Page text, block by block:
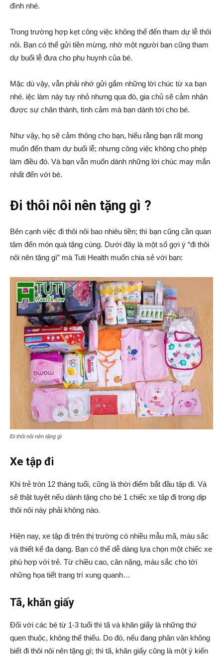
đình nhé.
Trong trường hợp kẹt công việc không thể đến tham dự lễ thôi
nôi. Bạn có thể gửi tiền mừng, nhờ một người bạn cũng tham
dự buổi lễ đưa cho phụ huynh của bé.
Mặc dù vậy, vẫn phải nhớ gửi gắm những lời chúc từ xa bạn
nhé. iệc làm này tuy nhỏ nhưng qua đó, gia chủ sẽ cảm nhận
được sự chân thành, tình cảm mà bạn dành tới cho bé.
Như vậy, họ sẽ cảm thông cho bạn, hiểu rằng bạn rất mong
muốn đến tham dự buổi lễ; nhưng công việc không cho phép
làm điều đó. Và bạn vẫn muốn dành những lời chúc may mắn
nhất đến với bé.
Đi thôi nôi nên tặng gì ?
Bên cạnh việc đi thôi nôi bao nhiêu tiền; thì bạn cũng cần quan
tâm đến món quà tặng cùng. Dưới đây là một số gợi ý “đi thôi
nôi nên tặng gì” mà Tuti Health muốn chia sẻ với bạn:
Đi thôi nôi nên tặng gì
Xe tập đi
Khi trẻ tròn 12 tháng tuổi, cũng là thời điểm bắt đầu tập đi. Và
sẽ thật tuyệt nếu dành tặng cho bé 1 chiếc xe tập đi trong dịp
thôi nôi này phải không nào.
Hiện nay, xe tập đi trên thị trường có nhiều mẫu mã, màu sắc
và thiết kế đa dạng. Bạn có thể dễ dàng lựa chọn một chiếc xe
phù hợp với trẻ. Từ chiều cao, cân nặng, màu sắc cho tới
những họa tiết trang trí xung quanh…
Tã, khăn giấy
Đối với các bé từ 1-3 tuổi thì tã và khăn giấy là những thứ
quen thuộc, không thể thiếu. Do đó, nếu đang phân vân không
biết đi thôi nôi nên tặng gì; thì tã, khăn giấy cũng là một ý kiến